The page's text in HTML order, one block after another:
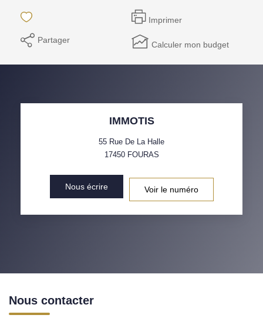
Imprimer
Partager Calculer mon budget
IMMOTIS
55 Rue De La Halle
17450 FOURAS
Nous écrire Voir le numéro
Nous contacter